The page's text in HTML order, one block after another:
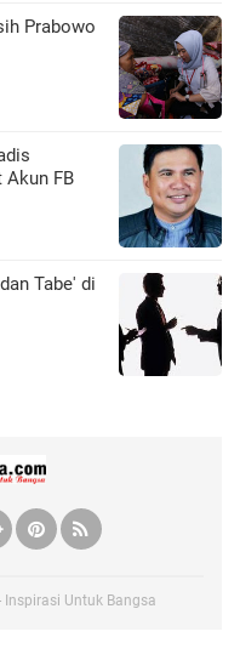
Prabowo
Akun FB
Tabe' di
Inspirasi Untuk Bangsa